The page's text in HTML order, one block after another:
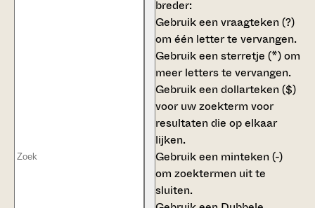
breder:
Gebruik eenvraagteken (?)
om één letter te vervangen.
Gebruik eensterretje (*)om
meer letters te vervangen.
Gebruik eendollarteken ($)
voor uw zoekterm voor
resultaten die op elkaar
lijken.
Gebruik een minteken (-)
om zoektermen uit te
sluiten.